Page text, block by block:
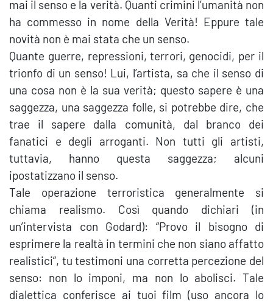
mai il senso e la verità. Quanti crimini l’umanità non
ha commesso in nome della Verità! Eppure tale
novità non è mai stata che un senso.
Quante guerre, repressioni, terrori, genocidi, per il
trionfo di un senso! Lui, l’artista, sa che il senso di
una cosa non è la sua verità; questo sapere è una
saggezza, una saggezza folle, si potrebbe dire, che
trae il sapere dalla comunità, dal branco dei
fanatici e degli arroganti. Non tutti gli artisti,
tuttavia, hanno questa saggezza; alcuni
ipostatizzano il senso.
Tale operazione terroristica generalmente si
chiama realismo. Così quando dichiari (in
un’intervista con Godard): “Provo il bisogno di
esprimere la realtà in termini che non siano affatto
realistici”, tu testimoni una corretta percezione del
senso: non lo imponi, ma non lo abolisci. Tale
dialettica conferisce ai tuoi film (uso ancora lo